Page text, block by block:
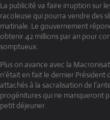
La publicité va faire irruption sur
racoleuse qui pourra vendre des
matinale. Le gouvernement
obtenir 42 millions par an pour
somptueux.
Plus on avance avec la
n’était en fait le dernier Président
attachés à la sacralisation de
progénitures qui ne manqueront
petit déjeuner.